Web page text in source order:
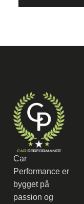
Car
Performance er
bygget på
passion og